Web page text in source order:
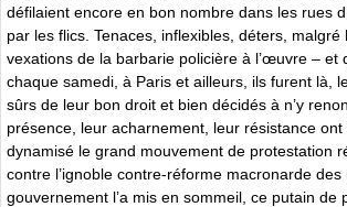
défilaient encore en bon nombre dans les rues
par les flics. Tenaces, inflexibles, déters, malgré
vexations de la barbarie policière à l’œuvre – et
chaque samedi, à Paris et ailleurs, ils furent là,
sûrs de leur bon droit et bien décidés à n’y
présence, leur acharnement, leur résistance
dynamisé le grand mouvement de protestation
contre l’ignoble contre-réforme macronarde des
gouvernement l’a mis en sommeil, ce putain de